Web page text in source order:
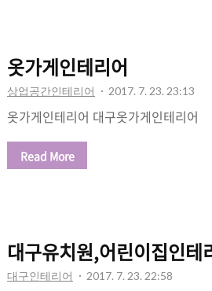
작업하는것 퀠리티 라는개념을 알고 시
옷가게인테리어
상업공간인테리어 2017. 7. 23. 23:13
옷가게인테리어 대구옷가게인테리어
Read More
대구유치원,어린이집인테
대구인테리어 2017. 7. 23. 22:58